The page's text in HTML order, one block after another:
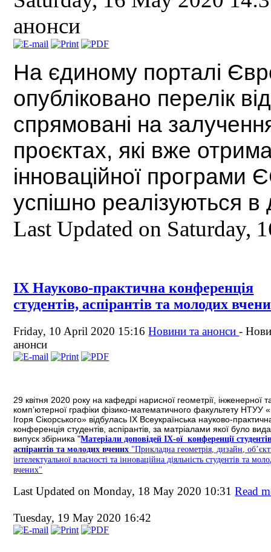
анонси
На єдиному порталі
опубліковано перелік
спрямовані на
проєктах, які вже
інноваційної програми
успішно реалізуються
Last Updated on Saturday,
ІХ Науково-практична конференція
студентів, аспірантів та молодих
Friday, 10 April 2020 15:16Новини та анонси-
анонси
29 квітня 2020 року на кафедрі нарисної геометрії, інженерної
комп’ютерної графіки фізико-математичного факультету НТУУ
Ігоря Сікорського» відбулась IX Всеукраїнська науково-
конференція студентів, аспірантів, за матріалами якої було
випуск збірника "Матеріали доповідей ІХ-ої конференції
аспірантів та молодих вчених "Прикладна геометрія, дизайн,
інтелектуальної власності та інноваційна діяльність студентів та
вчених"
Last Updated on Monday, 18 May 2020 10:31Read
Tuesday, 19 May 2020 16:42